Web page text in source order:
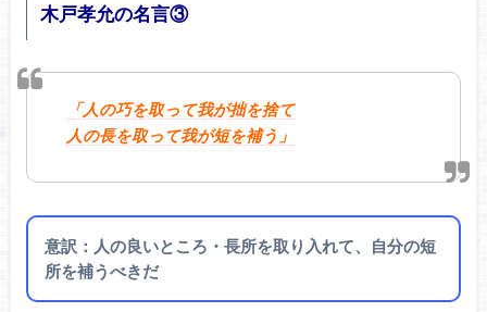
木戸孝允の名言③
「人の巧を取って我が拙を捨て
人の長を取って我が短を補う」
意訳：人の良いところ・長所を取り入れて、自分の短
所を補うべきだ